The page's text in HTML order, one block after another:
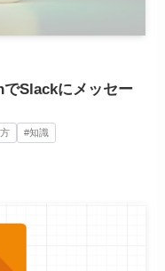
Slackにメッセー
#知識